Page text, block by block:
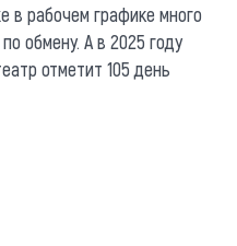
в рабочем графике много
обмену. А в 2025 году
отметит 105 день